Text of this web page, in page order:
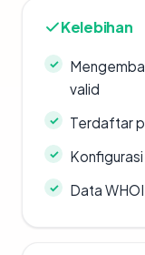
Kelebihan
valid
Terdaftar
Data